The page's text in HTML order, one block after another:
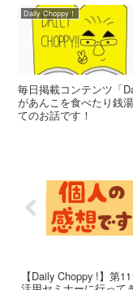
Daily Choppy！
毎日掲載コンテンツ「
があんこを食べたり銭
てのお話です！
【Daily Choppy !】第